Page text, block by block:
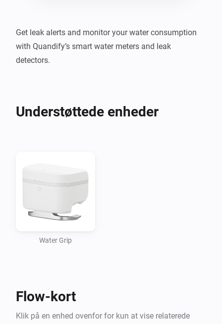
Get leak alerts and monitor your water consumption
with Quandify’s smart water meters and leak
Understøttede enheder
Water Grip
Flow-kort
Klik på en enhed ovenfor for kun at vise relaterede